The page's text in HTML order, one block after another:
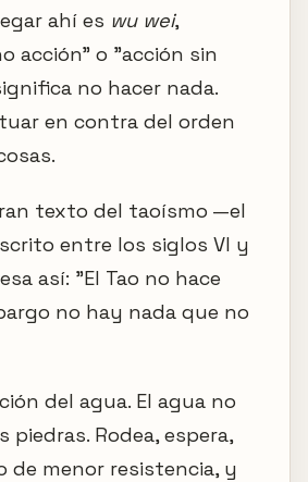
ahí es wu wei,
acción" o "acción sin
no hacer nada.
en contra del orden
texto del taoísmo —el
entre los siglos VI y
así: "El Tao no hace
no hay nada que no
del agua. El agua no
piedras. Rodea, espera,
de menor resistencia, y